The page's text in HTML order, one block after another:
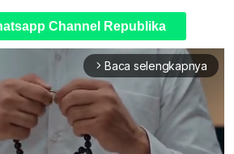
Channel Republika
arrow_forward_ios Baca selengkapnya